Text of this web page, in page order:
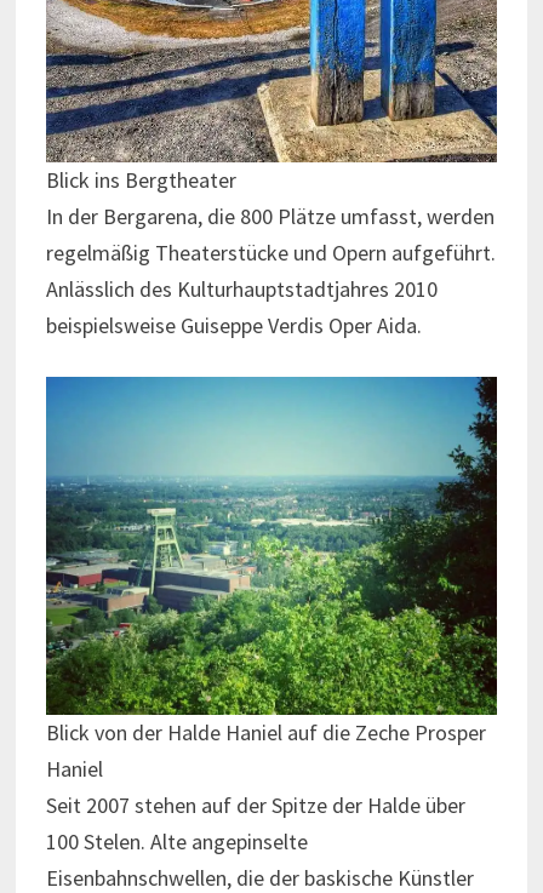
Blick ins Bergtheater
In der Bergarena, die 800 Plätze umfasst, werden
regelmäßig Theaterstücke und Opern aufgeführt.
Anlässlich des Kulturhauptstadtjahres 2010
beispielsweise Guiseppe Verdis Oper Aida.
Blick von der Halde Haniel auf die Zeche Prosper
Haniel
Seit 2007 stehen auf der Spitze der Halde über
100 Stelen. Alte angepinselte
Eisenbahnschwellen, die der baskische Künstler